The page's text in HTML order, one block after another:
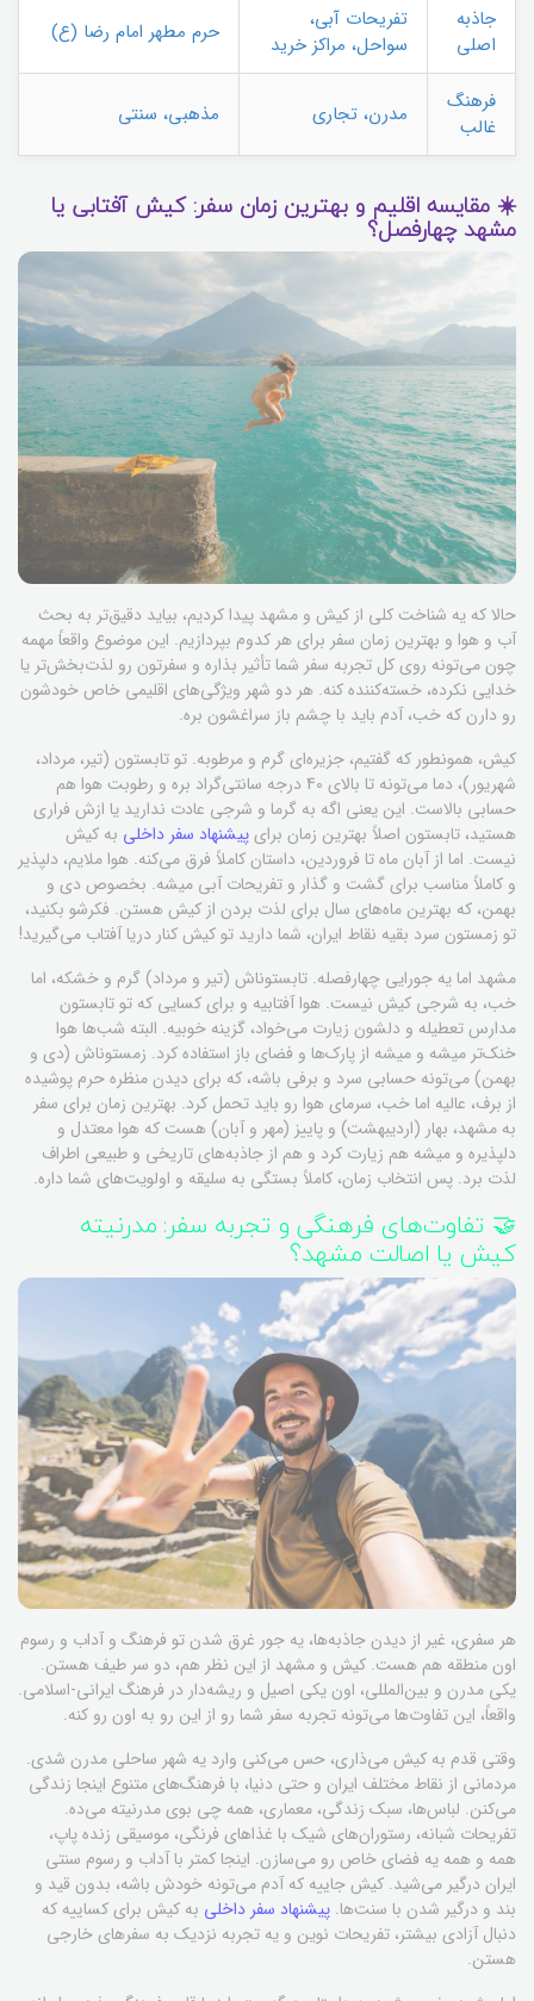
جاذبه
اصلی
تفریحات آبی،
سواحل، مراکز خرید
حرم مطهر امام رضا (ع)
فرهنگ
غالب
مدرن، تجاری مذهبی، سنتی
☀️ مقایسه اقلیم و بهترین زمان سفر: کیش آفتابی یا
مشهد چهارفصل؟
حالا که یه شناخت کلی از کیش و مشهد پیدا کردیم، بیاید دقیق‌تر به بحث
آب و هوا و بهترین زمان سفر برای هر کدوم بپردازیم. این موضوع واقعاً مهمه
چون می‌تونه روی کل تجربه سفر شما تأثیر بذاره و سفرتون رو لذت‌بخش‌تر یا
خدایی نکرده، خسته‌کننده کنه. هر دو شهر ویژگی‌های اقلیمی خاص خودشون
رو دارن که خب، آدم باید با چشم باز سراغشون بره.
کیش، همونطور که گفتیم، جزیره‌ای گرم و مرطوبه. تو تابستون (تیر، مرداد،
شهریور)، دما می‌تونه تا بالای 40 درجه سانتی‌گراد بره و رطوبت هوا هم
حسابی بالاست. این یعنی اگه به گرما و شرجی عادت ندارید یا ازش فراری
هستید، تابستون اصلاً بهترین زمان برایپیشنهاد سفر داخلی به کیش
نیست. اما از آبان ماه تا فروردین، داستان کاملاً فرق می‌کنه. هوا ملایم، دلپذیر
و کاملاً مناسب برای گشت و گذار و تفریحات آبی میشه. بخصوص دی و
بهمن، که بهترین ماه‌های سال برای لذت بردن از کیش هستن. فکرشو بکنید،
تو زمستون سرد بقیه نقاط ایران، شما دارید تو کیش کنار دریا آفتاب می‌گیرید!
مشهد اما یه جورایی چهارفصله. تابستوناش (تیر و مرداد) گرم و خشکه، اما
خب، به شرجی کیش نیست. هوا آفتابیه و برای کسایی که تو تابستون
مدارس تعطیله و دلشون زیارت می‌خواد، گزینه خوبیه. البته شب‌ها هوا
خنک‌تر میشه و میشه از پارک‌ها و فضای باز استفاده کرد. زمستوناش (دی و
بهمن) می‌تونه حسابی سرد و برفی باشه، که برای دیدن منظره حرم پوشیده
از برف، عالیه اما خب، سرمای هوا رو باید تحمل کرد. بهترین زمان برای سفر
به مشهد، بهار (اردیبهشت) و پاییز (مهر و آبان) هست که هوا معتدل و
دلپذیره و میشه هم زیارت کرد و هم از جاذبه‌های تاریخی و طبیعی اطراف
لذت برد. پس انتخاب زمان، کاملاً بستگی به سلیقه و اولویت‌های شما داره.
🤝 تفاوت‌های فرهنگی و تجربه سفر: مدرنیته
کیش یا اصالت مشهد؟
هر سفری، غیر از دیدن جاذبه‌ها، یه جور غرق شدن تو فرهنگ و آداب و رسوم
اون منطقه هم هست. کیش و مشهد از این نظر هم، دو سر طیف هستن.
یکی مدرن و بین‌المللی، اون یکی اصیل و ریشه‌دار در فرهنگ ایرانی-اسلامی.
واقعاً، این تفاوت‌ها می‌تونه تجربه سفر شما رو از این رو به اون رو کنه.
وقتی قدم به کیش می‌ذاری، حس می‌کنی وارد یه شهر ساحلی مدرن شدی.
مردمانی از نقاط مختلف ایران و حتی دنیا، با فرهنگ‌های متنوع اینجا زندگی
می‌کنن. لباس‌ها، سبک زندگی، معماری، همه چی بوی مدرنیته می‌ده.
تفریحات شبانه، رستوران‌های شیک با غذاهای فرنگی، موسیقی زنده پاپ،
همه و همه یه فضای خاص رو می‌سازن. اینجا کمتر با آداب و رسوم سنتی
ایران درگیر می‌شید. کیش جاییه که آدم می‌تونه خودش باشه، بدون قید و
بند و درگیر شدن با سنت‌ها. پیشنهاد سفر داخلی به کیش برای کساییه که
دنبال آزادی بیشتر، تفریحات نوین و یه تجربه نزدیک به سفرهای خارجی
هستن.